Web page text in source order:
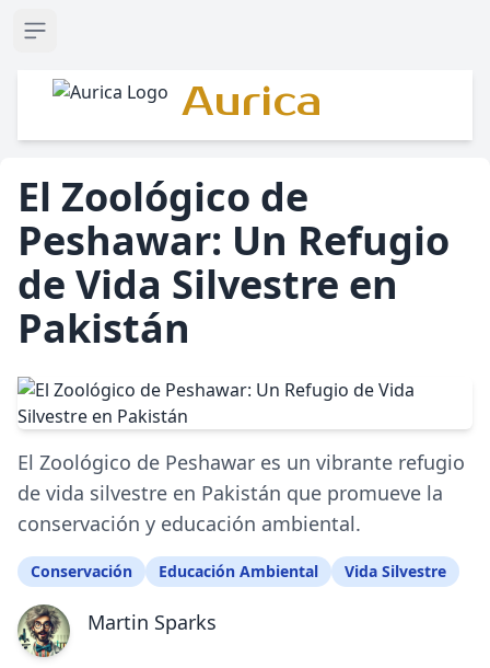
Open sidebar
Aurica
El Zoológico de
Peshawar: Un Refugio
de Vida Silvestre en
Pakistán
El Zoológico de Peshawar es un vibrante refugio
de vida silvestre en Pakistán que promueve la
conservación y educación ambiental.
Conservación Educación Ambiental Vida Silvestre
Martin Sparks